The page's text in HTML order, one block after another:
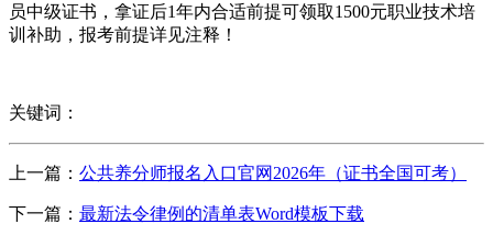
员中级证书，拿证后1年内合适前提可领取1500元职业技术培
训补助，报考前提详见注释！
关键词：
上一篇： 公共养分师报名入口官网2026年（证书全国可考）
下一篇： 最新法令律例的清单表Word模板下载